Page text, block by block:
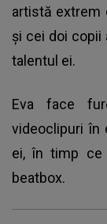
artistă extrem
și cei doi copii
talentul ei.
Eva face
videoclipuri în
ei, în timp ce
beatbox.